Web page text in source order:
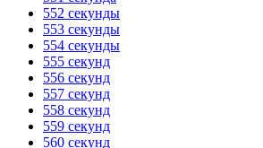
552 секунды
553 секунды
554 секунды
555 секунд
556 секунд
557 секунд
558 секунд
559 секунд
560 секунд